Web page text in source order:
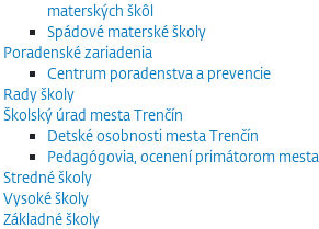
materských škôl
Spádové materské školy
Poradenské zariadenia
Centrum poradenstva a prevencie
Rady školy
Školský úrad mesta Trenčín
Detské osobnosti mesta Trenčín
Pedagógovia, ocenení primátorom mesta
Stredné školy
Vysoké školy
Základné školy